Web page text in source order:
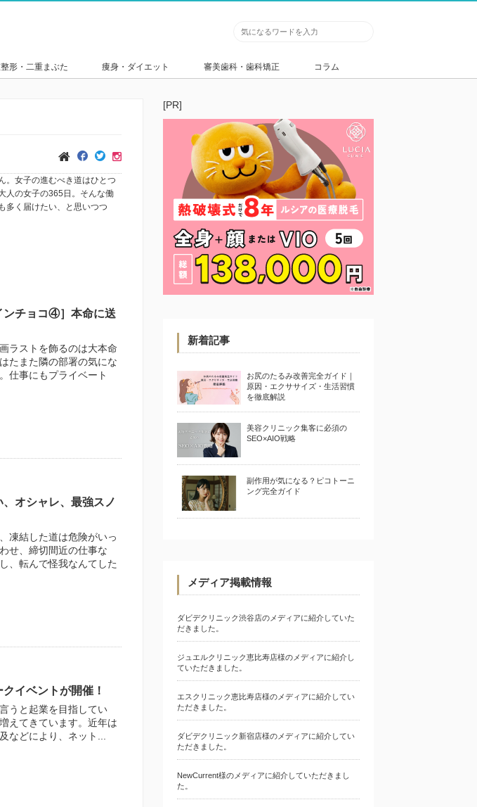
形・二重まぶた 痩身・ダイエット 審美歯科・歯科矯正 コラム
。女子の進むべき道はひとつ
人の女子の365日。そんな働
多く届けたい、と思いつつ
ンチョコ④］本命に送
ラストを飾るのは大本命
たまた隣の部署の気にな
仕事にもプライベート
オシャレ、最強スノ
凍結した道は危険がいっ
せ、締切間近の仕事な
、転んで怪我なんてした
イベントが開催！
うと起業を目指してい
えてきています。近年は
などにより、ネット...
[PR]
新着記事
お尻のたるみ改善完全ガイド｜
原因・エクササイズ・生活習慣
を徹底解説
美容クリニック集客に必須の
SEO×AIO戦略
副作用が気になる？ピコトーニ
ング完全ガイド
メディア掲載情報
ダビデクリニック渋谷店のメディアに紹介していた
だきました。
ジュエルクリニック恵比寿店様のメディアに紹介し
ていただきました。
エスクリニック恵比寿店様のメディアに紹介してい
ただきました。
ダビデクリニック新宿店様のメディアに紹介してい
ただきました。
NewCurrent様のメディアに紹介していただきまし
た。